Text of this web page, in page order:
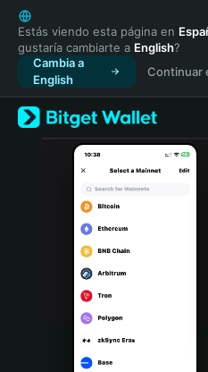
English
日本語
Tiếng Việt
Русский
Español (Latinoamérica)
Türkçe
Italiano
Português (Portugal)
Bahasa Indonesia
Estás viendo esta página en
gustaría cambiarte a English?
Cambia a
English
Continuar